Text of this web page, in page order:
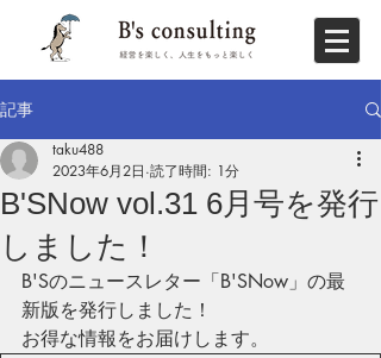
記事
B'SNow vol.31 6月号を発行
しました！
taku488
2023年6月2日 読了時間: 1分
B'Sのニュースレター「B'SNow」の最
新版を発行しました！
お得な情報をお届けします。